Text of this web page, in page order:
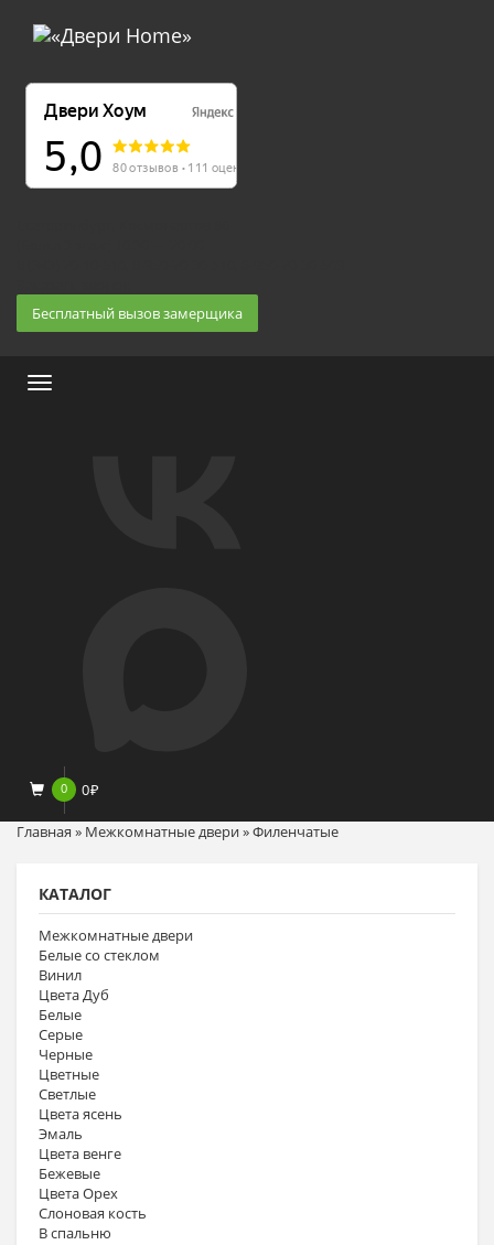
Бесплатный вызов замерщика
Меню
0 0₽
Главная » Межкомнатные двери»Филенчатые
КАТАЛОГ
Межкомнатные двери
Белые со стеклом
Винил
Цвета Дуб
Белые
Серые
Черные
Цветные
Светлые
Цвета ясень
Эмаль
Цвета венге
Бежевые
Цвета Орех
Слоновая кость
В спальню